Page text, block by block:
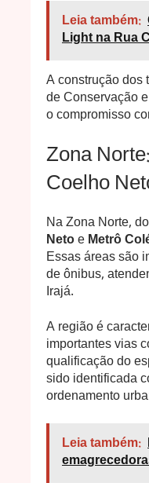
Leia também:
Light na Rua
A construção dos
de Conservação
o compromisso
Zona
Coelho
Na Zona Norte,
NetoeMetrô
Essas áreas são
de ônibus,
Irajá.
A região é
importantes vias
qualificação do
sido identificada
ordenamento
Leia também: